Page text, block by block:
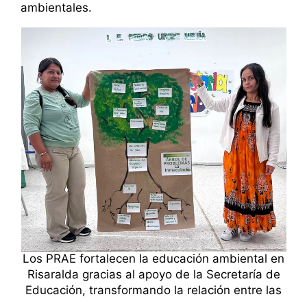
ambientales.
Los PRAE fortalecen la educación ambiental en
Risaralda gracias al apoyo de la Secretaría de
Educación, transformando la relación entre las